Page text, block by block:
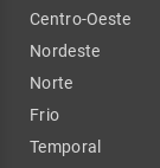
Centro-Oeste
Nordeste
Norte
Frio
Temporal